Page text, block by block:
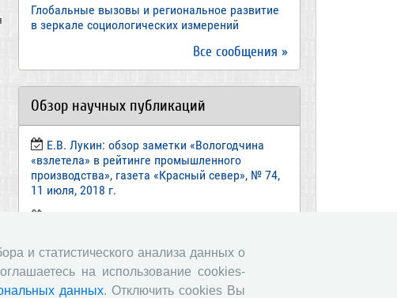
Глобальные вызовы и региональное развитие
в зеркале социологических измерений
Все сообщения »
Обзор научных публикаций
Е.В. Лукин: обзор заметки «Вологодчина
«взлетела» в рейтинге промышленного
производства», газета «Красный север», № 74,
11 июля, 2018 г.
«Известия», №88, 2018 г.
В.Н. Барсуков: обзор статьи «Повышение
пенсионного возраста: позитивные эффекты и
и статистического анализа данных о
на использование cookies-
данных. Отключить cookies Вы